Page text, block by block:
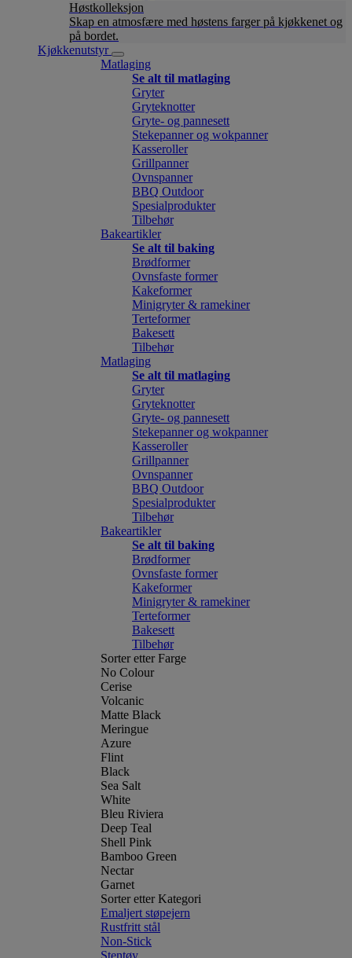
Høstkolleksjon
Skap en atmosfære med høstens farger på kjøkkenet og
på bordet.
Kjøkkenutstyr
Matlaging
Se alt til matlaging
Gryter
Gryteknotter
Gryte- og pannesett
Stekepanner og wokpanner
Kasseroller
Grillpanner
Ovnspanner
BBQ Outdoor
Spesialprodukter
Tilbehør
Bakeartikler
Se alt til baking
Brødformer
Ovnsfaste former
Kakeformer
Minigryter & ramekiner
Terteformer
Bakesett
Tilbehør
Matlaging
Se alt til matlaging
Gryter
Gryteknotter
Gryte- og pannesett
Stekepanner og wokpanner
Kasseroller
Grillpanner
Ovnspanner
BBQ Outdoor
Spesialprodukter
Tilbehør
Bakeartikler
Se alt til baking
Brødformer
Ovnsfaste former
Kakeformer
Minigryter & ramekiner
Terteformer
Bakesett
Tilbehør
Sorter etter Farge
No Colour
Cerise
Volcanic
Matte Black
Meringue
Azure
Flint
Black
Sea Salt
White
Bleu Riviera
Deep Teal
Shell Pink
Bamboo Green
Nectar
Garnet
Sorter etter Kategori
Emaljert støpejern
Rustfritt stål
Non-Stick
Stentøy